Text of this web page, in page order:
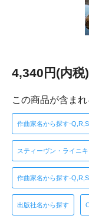
4,340円(内税)
この商品が含ま
作曲家名から探す-
スティーヴン・ライニ
作曲家名から探す-
出版社名から探す